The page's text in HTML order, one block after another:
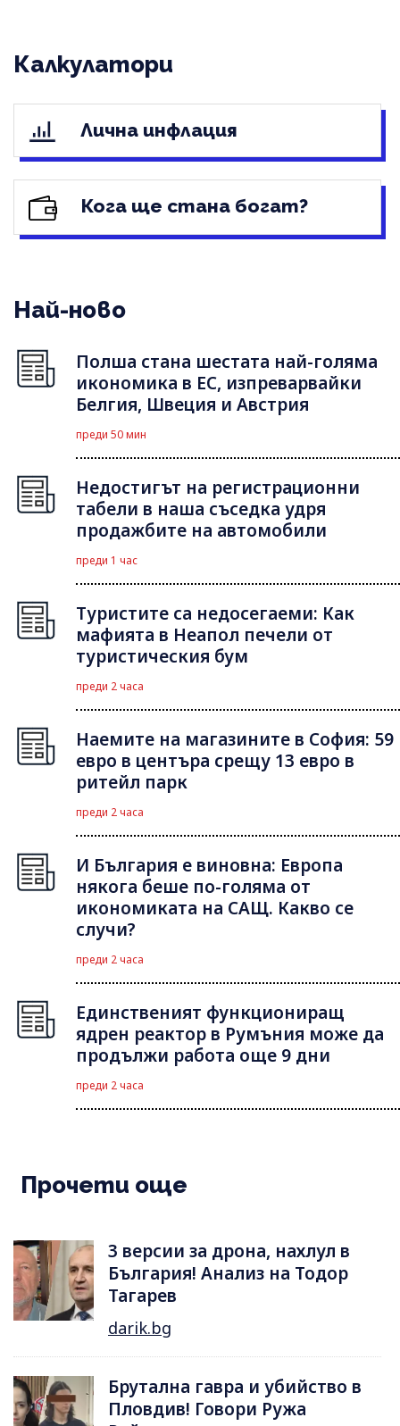
Калкулатори
Лична инфлация
Кога ще стана богат?
Най-ново
Полша стана шестата най-голяма
икономика в ЕС, изпреварвайки
Белгия, Швеция и Австрия
преди 50 мин
Недостигът на регистрационни
табели в наша съседка удря
продажбите на автомобили
преди 1 час
Туристите са недосегаеми: Как
мафията в Неапол печели от
туристическия бум
преди 2 часа
Наемите на магазините в София: 59
евро в центъра срещу 13 евро в
ритейл парк
преди 2 часа
И България е виновна: Европа
някога беше по-голяма от
икономиката на САЩ. Какво се
случи?
преди 2 часа
Единственият функциониращ
ядрен реактор в Румъния може да
продължи работа още 9 дни
преди 2 часа
Прочети още
3 версии за дрона, нахлул в
България! Анализ на Тодор
Тагарев
darik.bg
Брутална гавра и убийство в
Пловдив! Говори Ружа